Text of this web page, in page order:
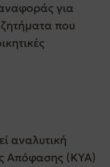
για
που
αναλυτική
Απόφασης (ΚΥΑ)